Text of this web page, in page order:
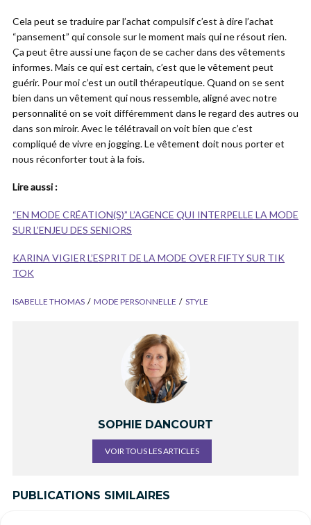
Cela peut se traduire par l’achat compulsif c’est à dire l’achat
“pansement” qui console sur le moment mais qui ne résout rien.
Ça peut être aussi une façon de se cacher dans des vêtements
informes. Mais ce qui est certain, c’est que le vêtement peut
guérir. Pour moi c’est un outil thérapeutique. Quand on se sent
bien dans un vêtement qui nous ressemble, aligné avec notre
personnalité on se voit différemment dans le regard des autres ou
dans son miroir. Avec le télétravail on voit bien que c’est
compliqué de vivre en jogging. Le vêtement doit nous porter et
nous réconforter tout à la fois.
Lire aussi :
“EN MODE CRÉATION(S)” L’AGENCE QUI INTERPELLE LA MODE
SUR L’ENJEU DES SENIORS
KARINA VIGIER L’ESPRIT DE LA MODE OVER FIFTY SUR TIK
TOK
ISABELLE THOMAS MODE PERSONNELLE STYLE
SOPHIE DANCOURT
VOIR TOUS LES ARTICLES
PUBLICATIONS SIMILAIRES